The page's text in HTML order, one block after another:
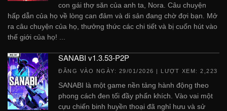
con gái thợ săn của anh ta, Nora. Câu chuyện
hấp dẫn của họ về lòng can đảm và di sản đang chờ đợi bạn. Mở
ra câu chuyện của họ, thưởng thức các chi tiết và bị cuốn hút vào
thế giới của họ! ...
SANABI v1.3.53-P2P
ĐĂNG VÀO NGÀY: 29/01/2026 | LƯỢT XEM: 2,223
SANABI là một game nền tảng hành động theo
phong cách đen tối đầy phấn khích. Vào vai một
cựu chiến binh huyền thoại đã nghỉ hưu và sử